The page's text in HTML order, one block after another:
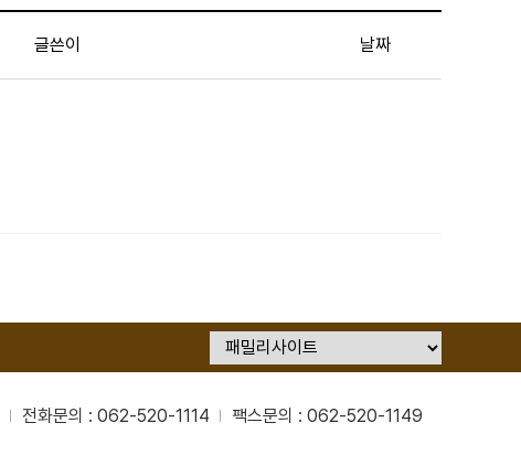
글쓴이 날짜
전화문의 : 062-520-1114
팩스문의 : 062-520-1149